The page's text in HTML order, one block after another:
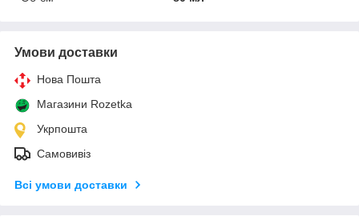
Умови доставки
Нова Пошта
Магазини Rozetka
Укрпошта
Самовивіз
Всі умови доставки